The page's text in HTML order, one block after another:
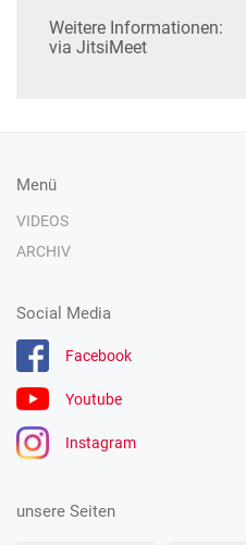
Weitere Informationen:
via JitsiMeet
Menü
VIDEOS
ARCHIV
Social Media
Facebook
Youtube
Instagram
unsere Seiten